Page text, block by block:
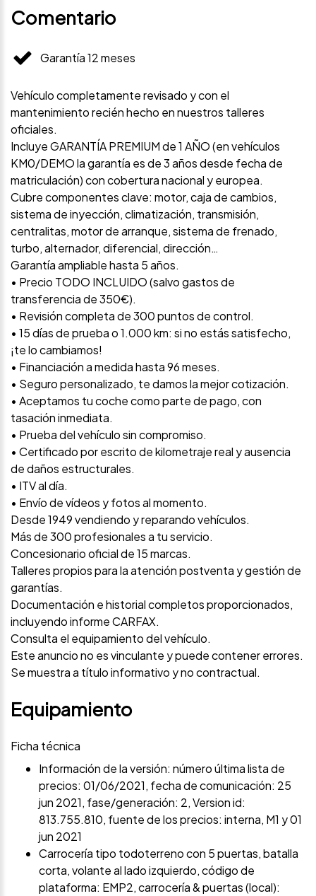
Comentario
Garantía 12 meses
Vehículo completamente revisado y con el
mantenimiento recién hecho en nuestros talleres
oficiales.
Incluye GARANTÍA PREMIUM de 1 AÑO (en vehículos
KM0/DEMO la garantía es de 3 años desde fecha de
matriculación) con cobertura nacional y europea.
Cubre componentes clave: motor, caja de cambios,
sistema de inyección, climatización, transmisión,
centralitas, motor de arranque, sistema de frenado,
turbo, alternador, diferencial, dirección…
Garantía ampliable hasta 5 años.
• Precio TODO INCLUIDO (salvo gastos de
transferencia de 350€).
• Revisión completa de 300 puntos de control.
• 15 días de prueba o 1.000 km: si no estás satisfecho,
¡te lo cambiamos!
• Financiación a medida hasta 96 meses.
• Seguro personalizado, te damos la mejor cotización.
• Aceptamos tu coche como parte de pago, con
tasación inmediata.
• Prueba del vehículo sin compromiso.
• Certificado por escrito de kilometraje real y ausencia
de daños estructurales.
• ITV al día.
• Envío de vídeos y fotos al momento.
Desde 1949 vendiendo y reparando vehículos.
Más de 300 profesionales a tu servicio.
Concesionario oficial de 15 marcas.
Talleres propios para la atención postventa y gestión de
garantías.
Documentación e historial completos proporcionados,
incluyendo informe CARFAX.
Consulta el equipamiento del vehículo.
Este anuncio no es vinculante y puede contener errores.
Se muestra a título informativo y no contractual.
Equipamiento
Ficha técnica
Información de la versión: número última lista de
precios: 01/06/2021, fecha de comunicación: 25
jun 2021, fase/generación: 2, Version id:
813.755.810, fuente de los precios: interna, M1 y 01
jun 2021
Carrocería tipo todoterreno con 5 puertas, batalla
corta, volante al lado izquierdo, código de
plataforma: EMP2, carrocería & puertas (local):